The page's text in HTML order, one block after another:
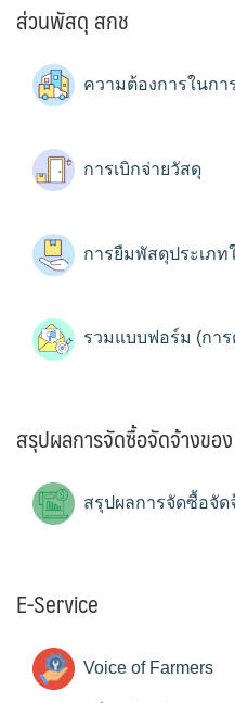
ส่วนพัสดุ สกช
ความต้องการในก
การเบิกจ่ายวัสดุ
การยืมพัสดุประเภท
รวมแบบฟอร์ม (กา
สรุปผลการจัดซื้อจัดจ้างขอ
สรุปผลการจัดซื้อจัด
E-Service
Voice of Farmers